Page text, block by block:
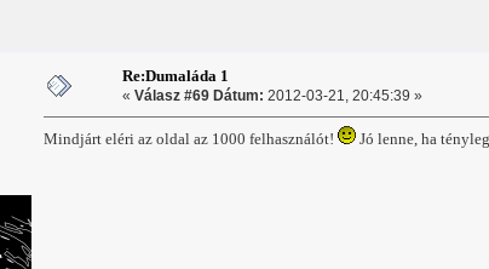
Re:Dumaláda 1
« Válasz #69 Dátum: 2012-03-21, 20:45:39 »
Mindjárt eléri az oldal az 1000 felhasználót! Jó lenne, ha